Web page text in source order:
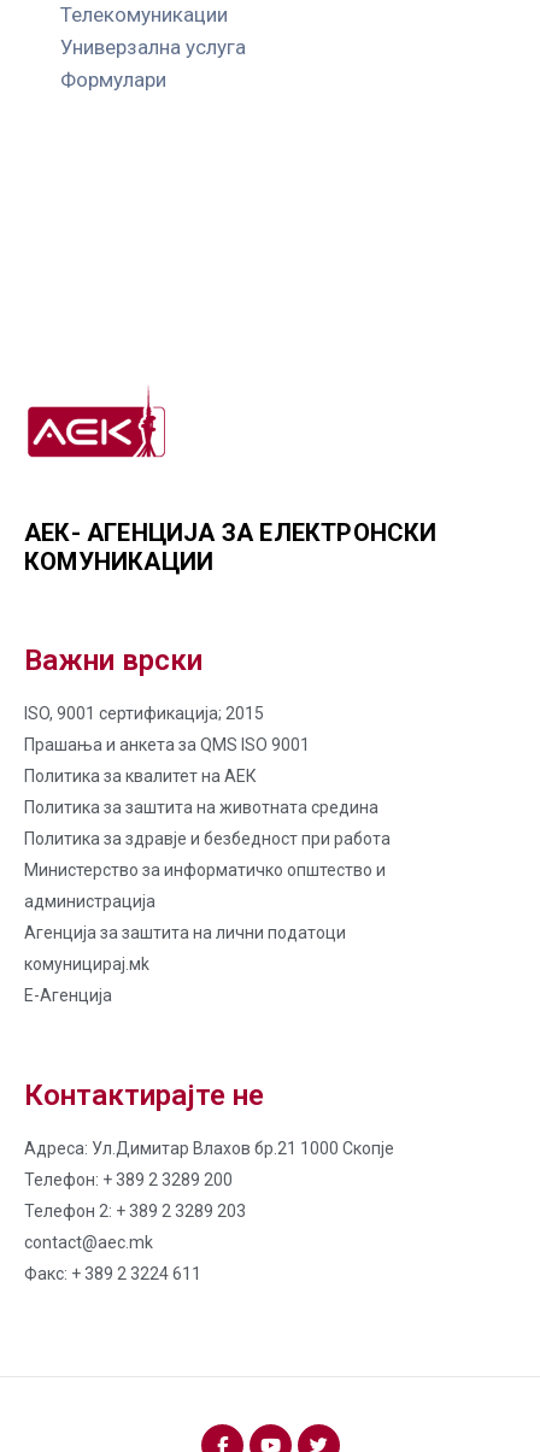
Телекомуникации
Универзална услуга
Формулари
АЕК- АГЕНЦИЈА ЗА ЕЛЕКТРОНСКИ
КОМУНИКАЦИИ
Важни врски
ISO, 9001 сертификација; 2015
Прашања и анкета за QMS ISO 9001
Политика за квалитет на AЕК
Политика за заштита на животната средина
Политика за здравје и безбедност при работа
Министерство за информатичко општество и
администрација
Агенција за заштита на лични податоци
комуницирај.мk
Е-Агенција
Контактирајте не
Адреса: Ул.Димитар Влахов бр.21 1000 Скопје
Телефон: + 389 2 3289 200
Телефон 2: + 389 2 3289 203
contact@aec.mk
Факс: + 389 2 3224 611